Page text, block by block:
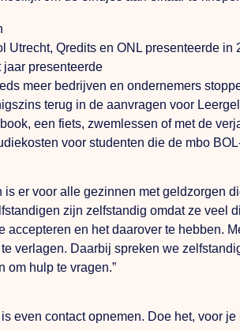
Qredits en ONL presenteerde
jaar presenteerde
meer bedrijven en ondernemers
terug in de aanvragen voor
een fiets, zwemlessen of met de
voor studenten die de mbo
er voor alle gezinnen met geldzorgen
zijn zelfstandig omdat ze veel
accepteren en het daarover te hebben.
verlagen. Daarbij spreken we
om hulp te vragen.”
even contact opnemen. Doe het, voor